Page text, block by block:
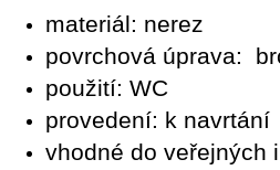
materiál: nerez
povrchová úprava:
použití: WC
provedení: k navrtání
vhodné do veřejných